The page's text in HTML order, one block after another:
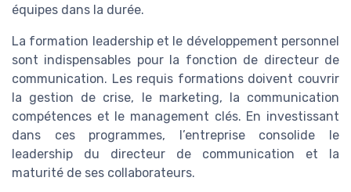
équipes dans la durée.
La formation leadership et le développement personnel
sont indispensables pour la fonction de directeur de
communication. Les requis formations doivent couvrir
la gestion de crise, le marketing, la communication
compétences et le management clés. En investissant
dans ces programmes, l’entreprise consolide le
leadership du directeur de communication et la
maturité de ses collaborateurs.